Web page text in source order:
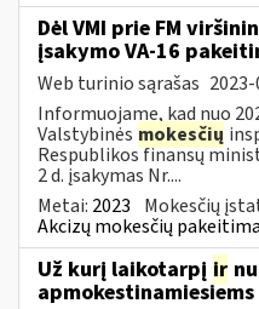
Dėl VMI prie FM
įsakymo VA-16
Web turinio sąrašas
Informuojame, kad nuo
Valstybinės mokesčių
Respublikos finansų
2 d. įsakymas Nr....
Metai: 2023 Mokesčių
Akcizų mokesčių
Už kurį laikotarpį ir
apmokestinamiesiems